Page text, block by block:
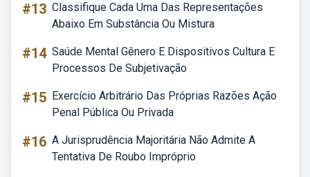
#13 Classifique Cada Uma Das Representações
Abaixo Em Substância Ou Mistura
#14 Saúde Mental Gênero E Dispositivos Cultura E
Processos De Subjetivação
#15 Exercício Arbitrário Das Próprias Razões Ação
Penal Pública Ou Privada
#16 A Jurisprudência Majoritária Não Admite A
Tentativa De Roubo Impróprio